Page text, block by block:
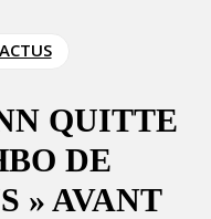
QUITTE
DE
» AVANT